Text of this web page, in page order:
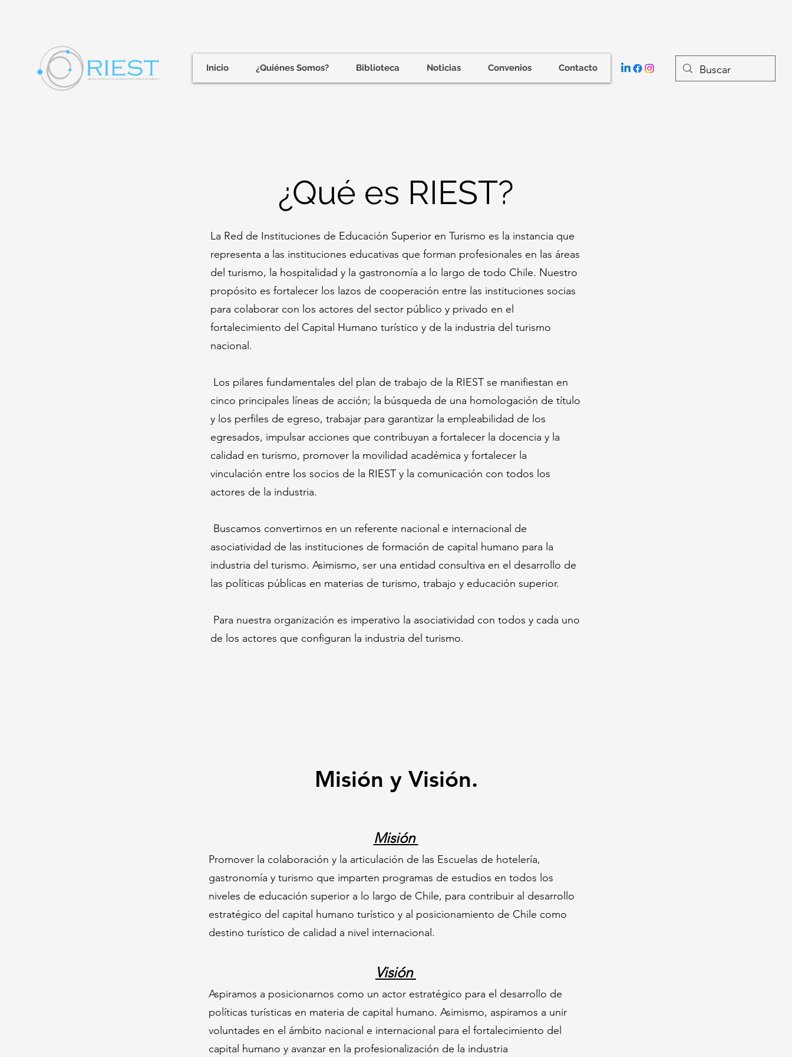
Inicio ¿Quiénes Somos? Biblioteca Noticias Convenios Contacto
¿Qué es RIEST?
La Red de Instituciones de Educación Superior en Turismo es la instancia que
representa a las instituciones educativas que forman profesionales en las áreas
del turismo, la hospitalidad y la gastronomía a lo largo de todo Chile. Nuestro
propósito es fortalecer los lazos de cooperación entre las instituciones socias
para colaborar con los actores del sector público y privado en el
fortalecimiento del Capital Humano turístico y de la industria del turismo
nacional.
Los pilares fundamentales del plan de trabajo de la RIEST se manifiestan en
cinco principales líneas de acción; la búsqueda de una homologación de título
y los perfiles de egreso, trabajar para garantizar la empleabilidad de los
egresados, impulsar acciones que contribuyan a fortalecer la docencia y la
calidad en turismo, promover la movilidad académica y fortalecer la
vinculación entre los socios de la RIEST y la comunicación con todos los
actores de la industria.
Buscamos convertirnos en un referente nacional e internacional de
asociatividad de las instituciones de formación de capital humano para la
industria del turismo. Asimismo, ser una entidad consultiva en el desarrollo de
las políticas públicas en materias de turismo, trabajo y educación superior.
Para nuestra organización es imperativo la asociatividad con todos y cada uno
de los actores que configuran la industria del turismo.
Misión y Visión.
Misión
Promover la colaboración y la articulación de las Escuelas de hotelería,
gastronomía y turismo que imparten programas de estudios en todos los
niveles de educación superior a lo largo de Chile, para contribuir al desarrollo
estratégico del capital humano turístico y al posicionamiento de Chile como
destino turístico de calidad a nivel internacional.
Visión
Aspiramos a posicionarnos como un actor estratégico para el desarrollo de
políticas turísticas en materia de capital humano. Asimismo, aspiramos a unir
voluntades en el ámbito nacional e internacional para el fortalecimiento del
capital humano y avanzar en la profesionalización de la industria